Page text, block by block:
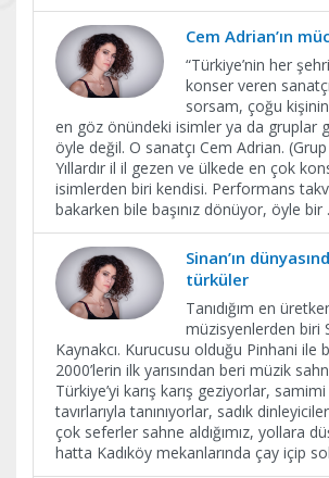
Cem Adrian’ın
“Türkiye’nin her
konser veren
sorsam, çoğu
en göz önündeki isimler ya da gruplar
öyle değil. O sanatçı Cem Adrian.
Yıllardır il il gezen ve ülkede en çok
isimlerden biri kendisi. Performans
bakarken bile başınız dönüyor, öyle bir
Sinan’ın
türküler
Tanıdığım en
müzisyenlerden biri
Kaynakcı. Kurucusu olduğu Pinhani ile
2000’lerin ilk yarısından beri müzik
Türkiye’yi karış karış geziyorlar,
tavırlarıyla tanınıyorlar, sadık
çok seferler sahne aldığımız, yollara
hatta Kadıköy mekanlarında çay içip